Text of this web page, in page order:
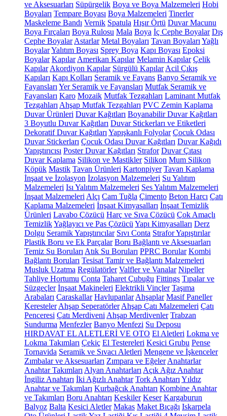
ve Aksesuarları Süpürgelik Boya ve Boya Malzemeleri Hobi
Boyaları Tempare Boyası Boya Malzemeleri Tinerler
Maskeleme Bandı Vernik Spatula Hışır Örtü Duvar Macunu
Boya Fırçaları Boya Rulosu Mala Boya İç Cephe Boyalar Dış
Cephe Boyalar Astarlar Metal Boyaları Tavan Boyaları Yağlı
BoyalarYalıtım Boyası Sprey Boya Kapı Boyası Epoksi
Boyalar Kapılar Amerikan Kapılar Melamin Kapılar Çelik
Kapılar Akordiyon Kapılar Sürgülü Kapılar Acil Çıkış
Kapıları Kapı Kolları Seramik ve Fayans Banyo Seramik ve
Fayansları Yer Seramik ve Fayansları Mutfak Seramik ve
Fayansları Karo Mozaik Mutfak Tezgahları Laminant Mutfak
Tezgahları Ahşap Mutfak Tezgahları PVC Zemin Kaplama
Duvar Ürünleri Duvar Kağıtları Boyanabilir Duvar Kağıtları
3 Boyutlu Duvar Kağıtları Duvar Stickerları ve Etiketleri
Dekoratif Duvar Kağıtları Yapışkanlı Folyolar Çocuk Odası
Duvar Stickerları Çocuk Odası Duvar Kağıtları Duvar Kağıdı
Yapıştırıcısı Poster Duvar Kağıtları Strafor Duvar Çıtası
Duvar Kaplama Silikon ve Mastikler Silikon Mum Silikon
Köpük Mastik Tavan Ürünleri Kartonpiyer Tavan Kaplama
İnşaat ve İzolasyon İzolasyon Malzemeleri Su Yalıtım
Malzemeleri Isı Yalıtım Malzemeleri Ses Yalıtım Malzemeleri
İnşaat Malzemeleri Alçı Cam Tuğla Çimento Beton Harcı Çatı
Kaplama Malzemeleri İnşaat Kimyasalları İnşaat Temizlik
Ürünleri Lavabo Çözücü Harç ve Sıva Çözücü Çok Amaçlı
TemizlikYağlayıcı ve Pas Çözücü Yapı Kimyasalları Derz
Dolgu Seramik Yapıştırıcılar Sıvı Conta Strafor Yapıştırılar
Plastik Boru ve Ek Parçalar Boru Bağlantı ve Aksesuarları
Temiz Su Boruları Atık Su Boruları PPRC Borular Kombi
Bağlantı Boruları Tesisat Tamir ve Bağlantı Malzemeleri
Musluk Uzatma Regülatörler Valfler ve Vanalar Nipeller
Tahliye Hortumu Conta Taharet Çubuğu Fittings Tıpalar ve
Süzgeçler İnşaat Makineleri Elektrikli Vinçler Taşıma
Arabaları Caraskallar Havlupanlar Ahşaplar Masif Paneller
Keresteler Ahşap Seperatörler Ahşap Çatı Malzemeleri Çatı
Penceresi Çatı Merdiveni Ahşap Merdivenler Trabzan
Sundurma Menfezler Banyo Menfezi Su Deposu
HIRDAVAT EL ALETLERİ VE OTO El Aletleri Lokma ve
Lokma Takımları Çekiç El Testereleri Kesici Grubu Pense
Tornavida Seramik ve Sıvacı Aletleri Mengene ve İşkenceler
Zımbalar ve Aksesuarları Zımpara ve Eğeler Anahtarlar
Anahtar Takımları Alyan Anahtarları Açık Ağız Anahtar
İngiliz Anahtarı İki Ağızlı Anahtar Tork Anahtarı Yıldız
Anahtar ve Takımları Kurbağcık Anahtarı Kombine Anahtar
ve Takımları Boru Anahtarı Keskiler Keser Kargaburun
Balyoz Balta Kesici Aletler Makas Maket Bıçağı Iskarpela